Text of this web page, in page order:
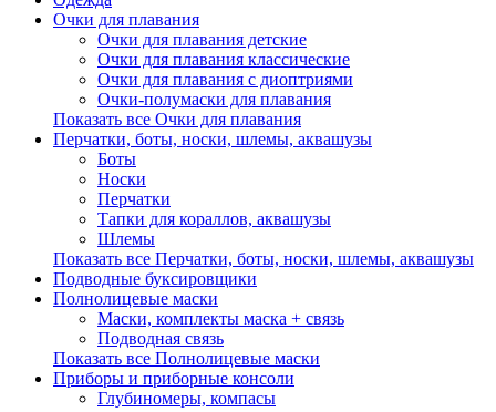
Очки для плавания
Очки для плавания детские
Очки для плавания классические
Очки для плавания с диоптриями
Очки-полумаски для плавания
Показать все Очки для плавания
Перчатки, боты, носки, шлемы, аквашузы
Боты
Носки
Перчатки
Тапки для кораллов, аквашузы
Шлемы
Показать все Перчатки, боты, носки, шлемы, аквашузы
Подводные буксировщики
Полнолицевые маски
Маски, комплекты маска + связь
Подводная связь
Показать все Полнолицевые маски
Приборы и приборные консоли
Глубиномеры, компасы